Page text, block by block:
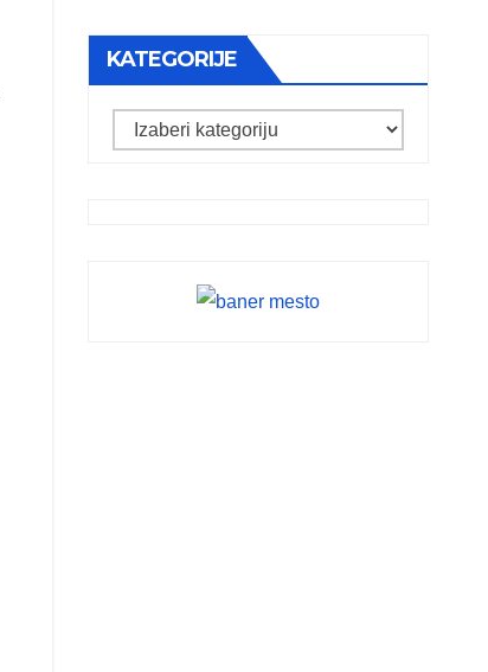
KATEGORIJE
Kategorije